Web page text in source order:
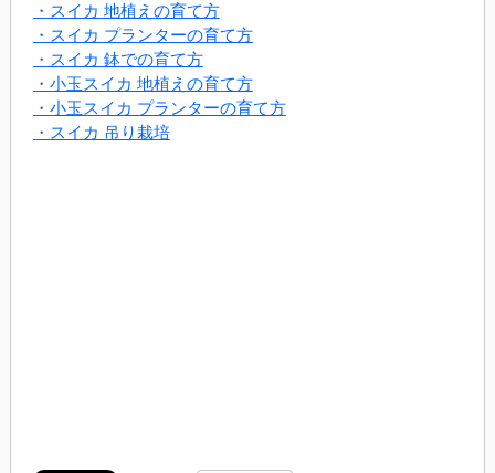
・スイカ 地植えの育て方
・スイカ プランターの育て方
・スイカ 鉢での育て方
・小玉スイカ 地植えの育て方
・小玉スイカ プランターの育て方
・スイカ 吊り栽培